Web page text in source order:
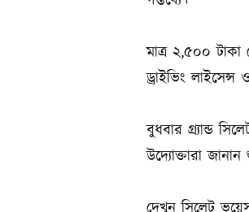
মাত্র ২,৫০০
ড্রাইভিং
বুধবার গ্র্যান্ড
উদ্যোক্তারা